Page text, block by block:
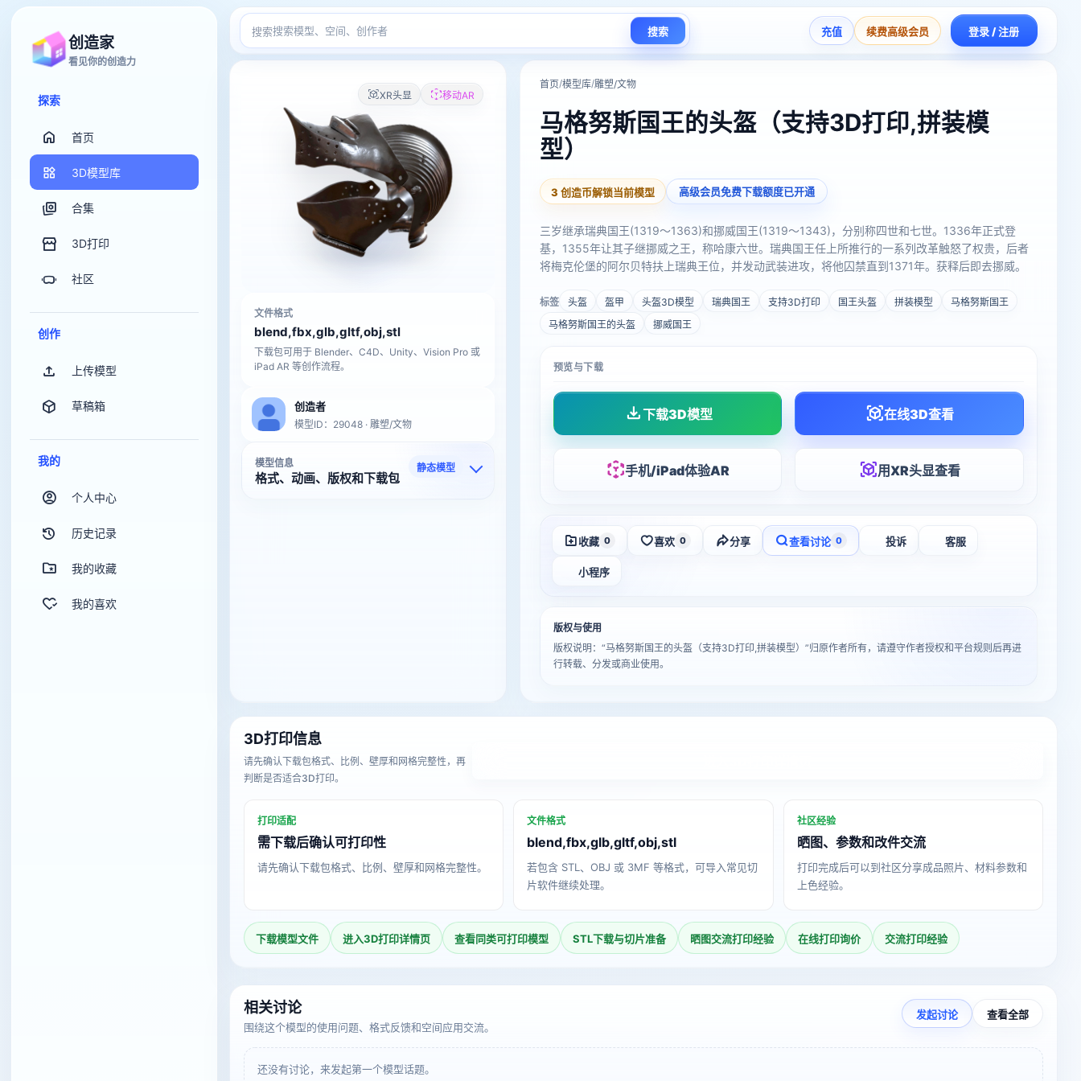
创造家
看见你的创造力
探索
首页
3D模型库
合集
3D打印
社区
创作
上传模型
草稿箱
我的
个人中心
历史记录
我的收藏
我的喜欢
搜索 搜索 充值 续费高级会员 登录 / 注册
XR头显 移动AR
文件格式
blend,fbx,glb,gltf,obj,stl
下载包可用于 Blender、C4D、Unity、Vision Pro 或
iPad AR 等创作流程。
创造者
模型ID：29048 · 雕塑/文物
模型信息
格式、动画、版权和下载包
静态模型
首页/模型库/雕塑/文物
马格努斯国王的头盔（支持3D打印,拼装模
型）
3 创造币解锁当前模型 高级会员免费下载额度已开通
三岁继承瑞典国王(1319～1363)和挪威国王(1319～1343)，分别称四世和七世。1336年正式登
基，1355年让其子继挪威之王，称哈康六世。瑞典国王任上所推行的一系列改革触怒了权贵，后者
将梅克伦堡的阿尔贝特扶上瑞典王位，并发动武装进攻，将他囚禁直到1371年。获释后即去挪威。
标签 头盔 盔甲 头盔3D模型 瑞典国王 支持3D打印 国王头盔 拼装模型
马格努斯国王
马格努斯国王的头盔
挪威国王
预览与下载
下载3D模型 在线3D查看
手机/iPad体验AR 用XR头显查看
收藏 0 喜欢 0 分享 查看讨论 0 投诉 客服
小程序
版权与使用
版权说明：“马格努斯国王的头盔（支持3D打印,拼装模型）”归原作者所有，请遵守作者授权和平台规则后再进
行转载、分发或商业使用。
3D打印信息
请先确认下载包格式、比例、壁厚和网格完整性，再
判断是否适合3D打印。
打印适配
需下载后确认可打印性
请先确认下载包格式、比例、壁厚和网格完整性。
文件格式
blend,fbx,glb,gltf,obj,stl
若包含 STL、OBJ 或 3MF 等格式，可导入常见切
片软件继续处理。
社区经验
晒图、参数和改件交流
打印完成后可以到社区分享成品照片、材料参数和
上色经验。
下载模型文件 进入3D打印详情页 查看同类可打印模型 STL下载与切片准备 晒图交流打印经验 在线打印询价 交流打印经验
相关讨论
围绕这个模型的使用问题、格式反馈和空间应用交流。
发起讨论 查看全部
还没有讨论，来发起第一个模型话题。